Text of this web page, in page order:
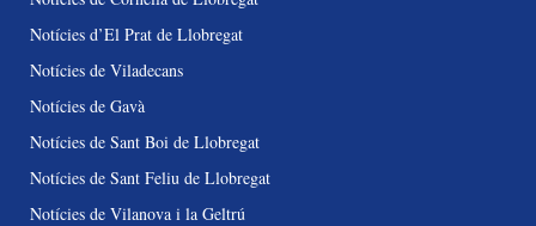
Notícies d’El Prat de Llobregat
Notícies de Viladecans
Notícies de Gavà
Notícies de Sant Boi de Llobregat
Notícies de Sant Feliu de Llobregat
Notícies de Vilanova i la Geltrú